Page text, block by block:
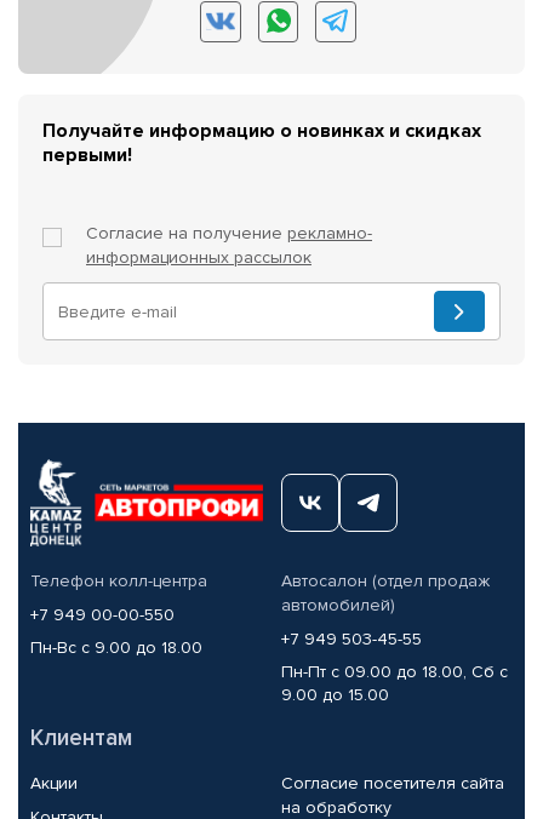
Получайте информацию о новинках и скидках
первыми!
Согласие на получение рекламно-
информационных рассылок
Телефон колл-центра
+7 949 00-00-550
Пн-Вс с 9.00 до 18.00
Автосалон (отдел продаж
автомобилей)
+7 949 503-45-55
Пн-Пт с 09.00 до 18.00, Сб с
9.00 до 15.00
Клиентам
Акции
Согласие посетителя сайта
на обработку